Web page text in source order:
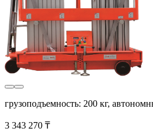
грузоподъемность: 200 кг,
3 343 270 ₸